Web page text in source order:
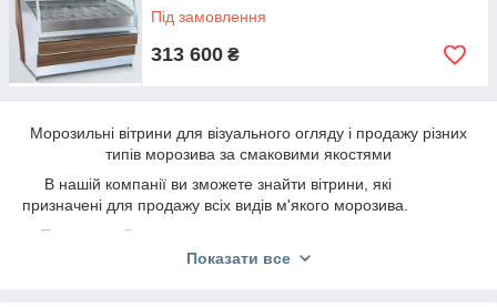
Під замовлення
313 600 ₴
Морозильні вітрини для візуального огляду і продажу різних
типів морозива за смаковими якостями
В нашій компанії ви зможете знайти вітрини, які
призначені для продажу всіх видів м'якого морозива.
Поставки з Європи, послуги монтажу
і обслуговування, гарантія - це E-group. Ми представлені в
Показати все